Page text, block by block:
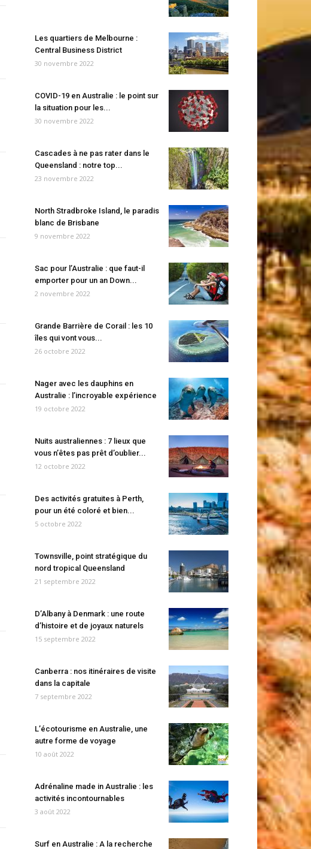
Les quartiers de Melbourne :
Central Business District
30 novembre 2022
COVID-19 en Australie : le point sur
la situation pour les...
30 novembre 2022
Cascades à ne pas rater dans le
Queensland : notre top...
23 novembre 2022
North Stradbroke Island, le paradis
blanc de Brisbane
9 novembre 2022
Sac pour l’Australie : que faut-il
emporter pour un an Down...
2 novembre 2022
Grande Barrière de Corail : les 10
îles qui vont vous...
26 octobre 2022
Nager avec les dauphins en
Australie : l’incroyable expérience
19 octobre 2022
Nuits australiennes : 7 lieux que
vous n’êtes pas prêt d’oublier...
12 octobre 2022
Des activités gratuites à Perth,
pour un été coloré et bien...
5 octobre 2022
Townsville, point stratégique du
nord tropical Queensland
21 septembre 2022
D’Albany à Denmark : une route
d’histoire et de joyaux naturels
15 septembre 2022
Canberra : nos itinéraires de visite
dans la capitale
7 septembre 2022
L’écotourisme en Australie, une
autre forme de voyage
10 août 2022
Adrénaline made in Australie : les
activités incontournables
3 août 2022
Surf en Australie : A la recherche